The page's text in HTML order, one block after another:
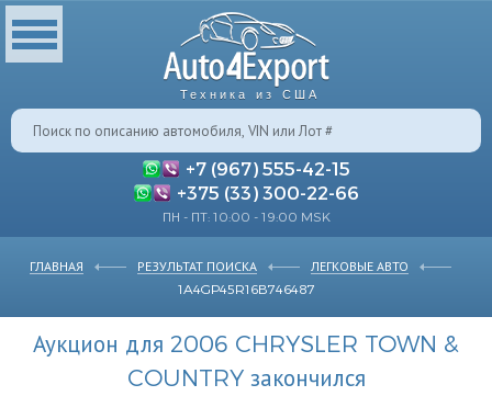
Техника из США
+7 (967) 555-42-15
+375 (33) 300-22-66
ПН - ПТ: 10:00 - 19:00 MSK
ГЛАВНАЯ РЕЗУЛЬТАТ ПОИСКА
ЛЕГКОВЫЕ АВТО
1A4GP45R16B746487
Аукцион для 2006 CHRYSLER TOWN &
COUNTRY закончился